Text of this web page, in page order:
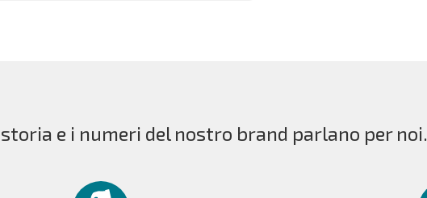
e i numeri del nostro brand parlano per noi.